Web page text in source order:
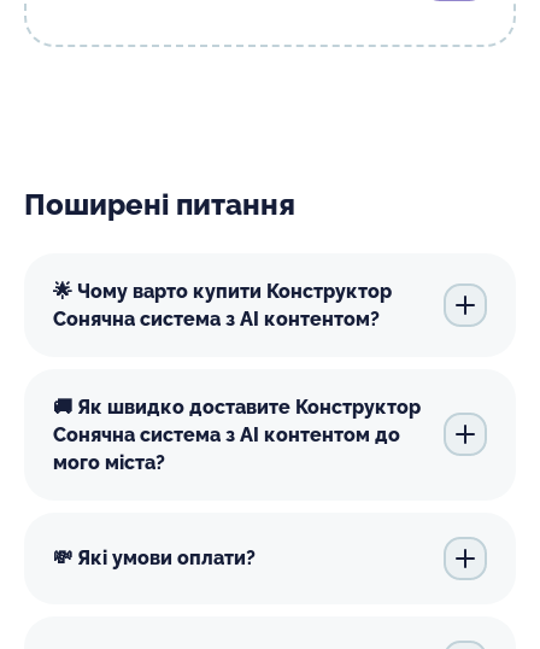
Поширені питання
🌟 Чому варто купити Конструктор
Сонячна система з АІ контентом?
🚚 Як швидко доставите Конструктор
Сонячна система з АІ контентом до
мого міста?
💸 Які умови оплати?